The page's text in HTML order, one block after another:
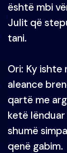
është mbi
Julit që
tani.
Ori: Ky ishte
aleance
qartë me
ketë
shumë
qenë gabim.